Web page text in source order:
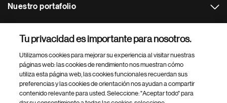
Nuestro portafolio
Footer Site Search
Tu privacidad es importante para nosotros.
Utilizamos cookies para mejorar su experiencia al visitar nuestras
páginas web: las cookies de rendimiento nos muestran cómo
utiliza esta página web, las cookies funcionales recuerdan sus
preferencias y las cookies de orientación nos ayudan a compartir
contenido relevante para usted. Seleccione: "Aceptar todo" para